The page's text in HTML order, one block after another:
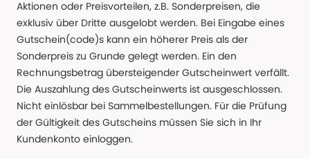
Aktionen oder Preisvorteilen, z.B. Sonderpreisen, die
exklusiv über Dritte ausgelobt werden. Bei Eingabe eines
Gutschein(code)s kann ein höherer Preis als der
Sonderpreis zu Grunde gelegt werden. Ein den
Rechnungsbetrag übersteigender Gutscheinwert verfällt.
Die Auszahlung des Gutscheinwerts ist ausgeschlossen.
Nicht einlösbar bei Sammelbestellungen. Für die Prüfung
der Gültigkeit des Gutscheins müssen Sie sich in Ihr
Kundenkonto einloggen.